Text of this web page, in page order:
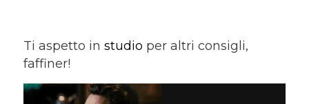
Ti aspetto in studio per altri consigli,
faffiner!